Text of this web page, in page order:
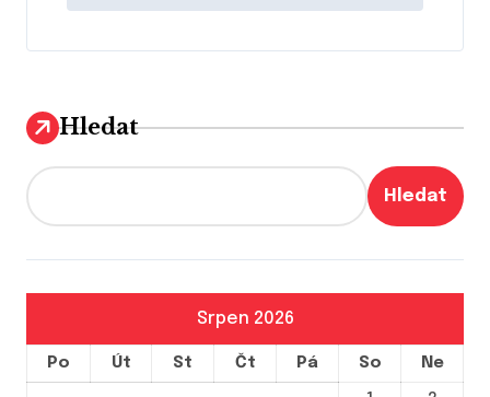
g
c
e
ř
í
Hledat
Hledat
Srpen 2026
Po Út St Čt Pá So Ne